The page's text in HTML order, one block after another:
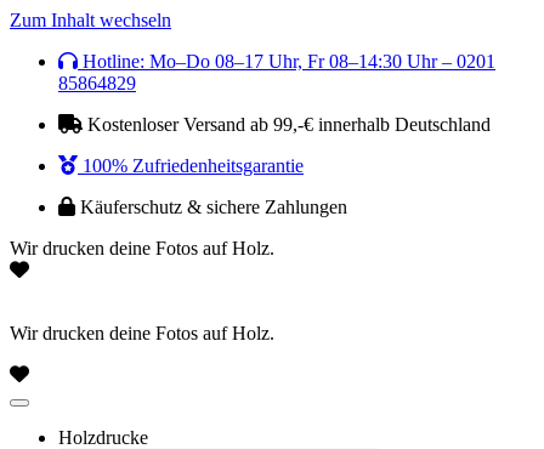
Zum Inhalt wechseln
Hotline: Mo–Do 08–17 Uhr, Fr 08–14:30 Uhr – 0201
85864829
Kostenloser Versand ab 99,-€ innerhalb Deutschland
100% Zufriedenheitsgarantie
Käuferschutz & sichere Zahlungen
Wir drucken deine Fotos auf Holz.
Wir drucken deine Fotos auf Holz.
Holzdrucke